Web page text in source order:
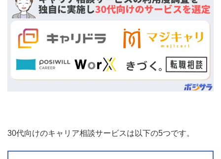
30代向けのキャリア相談サービスは以下の5つです。